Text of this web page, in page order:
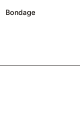
Bondage